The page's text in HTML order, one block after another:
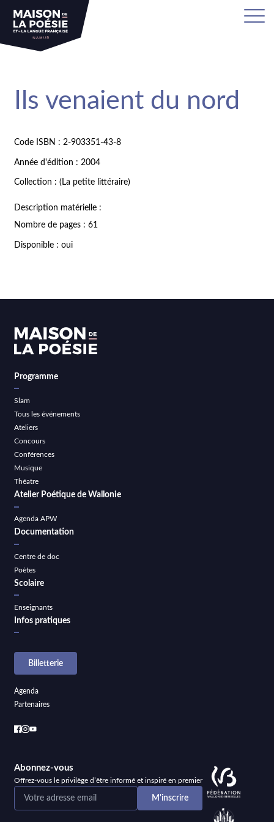
Ils venaient du nord
Code ISBN : 2-903351-43-8
Année d'édition : 2004
Collection : (La petite littéraire)
Description matérielle :
Nombre de pages : 61
Disponible : oui
Programme
Slam
Tous les événements
Ateliers
Concours
Conférences
Musique
Théatre
Atelier Poétique de Wallonie
Agenda APW
Documentation
Centre de doc
Poètes
Scolaire
Enseignants
Infos pratiques
Billetterie
Agenda
Partenaires
Abonnez-vous
Offrez-vous le privilège d’être informé et inspiré en premier